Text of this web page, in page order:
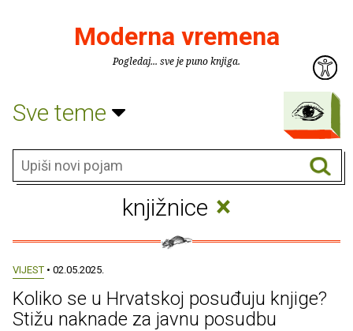
Moderna vremena
Pogledaj... sve je puno knjiga.
Sve teme
knjižnice ×
VIJEST • 02.05.2025.
Koliko se u Hrvatskoj posuđuju knjige?
Stižu naknade za javnu posudbu